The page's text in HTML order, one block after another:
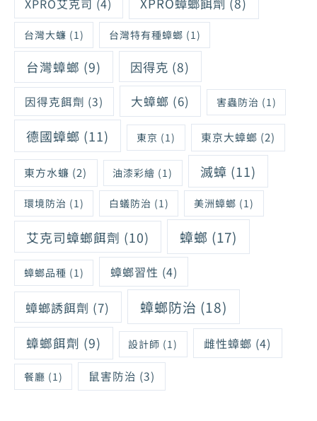
XPRO艾克司 (4)
台灣大蠊 (1) 台灣特有種蟑螂 (1)
台灣蟑螂 (9) 因得克 (8)
因得克餌劑 (3) 大蟑螂 (6) 害蟲防治 (1)
德國蟑螂 (11) 東京 (1) 東京大蟑螂 (2)
東方水蠊 (2) 油漆彩繪 (1) 滅蟑 (11)
環境防治 (1) 白蟻防治 (1) 美洲蟑螂 (1)
艾克司蟑螂餌劑 (10) 蟑螂 (17)
蟑螂品種 (1) 蟑螂習性 (4)
蟑螂誘餌劑 (7) 蟑螂防治 (18)
蟑螂餌劑 (9) 設計師 (1) 雌性蟑螂 (4)
餐廳 (1) 鼠害防治 (3)